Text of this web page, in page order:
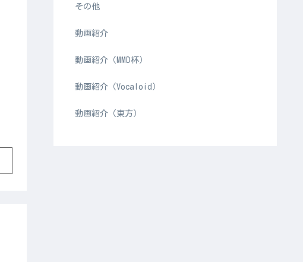
その他
動画紹介
動画紹介（MMD杯）
動画紹介（Vocaloid）
動画紹介（東方）